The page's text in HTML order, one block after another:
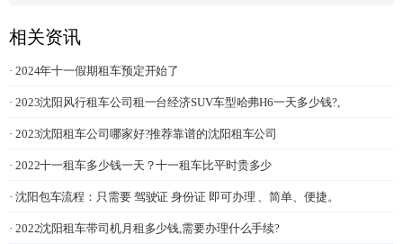
相关资讯
· 2024年十一假期租车预定开始了
· 2023沈阳风行租车公司租一台经济SUV车型哈弗H6一天多少钱?,
· 2023沈阳租车公司哪家好?推荐靠谱的沈阳租车公司
· 2022十一租车多少钱一天？十一租车比平时贵多少
· 沈阳包车流程：只需要 驾驶证 身份证 即可办理 、简单、便捷。
· 2022沈阳租车带司机月租多少钱,需要办理什么手续?